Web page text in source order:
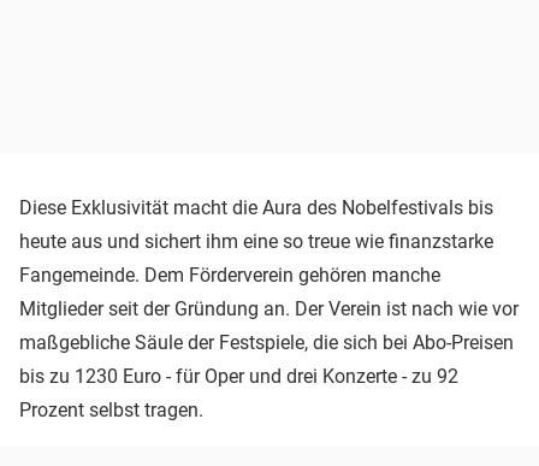
Diese Exklusivität macht die Aura des Nobelfestivals bis
heute aus und sichert ihm eine so treue wie finanzstarke
Fangemeinde. Dem Förderverein gehören manche
Mitglieder seit der Gründung an. Der Verein ist nach wie vor
maßgebliche Säule der Festspiele, die sich bei Abo-Preisen
bis zu 1230 Euro - für Oper und drei Konzerte - zu 92
Prozent selbst tragen.